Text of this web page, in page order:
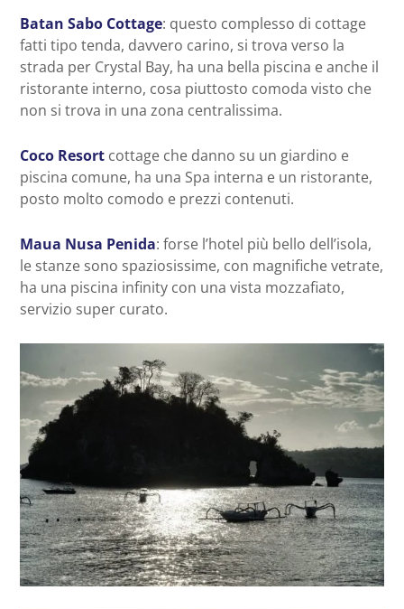
Batan Sabo Cottage: questo complesso di cottage
fatti tipo tenda, davvero carino, si trova verso la
strada per Crystal Bay, ha una bella piscina e anche il
ristorante interno, cosa piuttosto comoda visto che
non si trova in una zona centralissima.
Coco Resort cottage che danno su un giardino e
piscina comune, ha una Spa interna e un ristorante,
posto molto comodo e prezzi contenuti.
Maua Nusa Penida: forse l’hotel più bello dell’isola,
le stanze sono spaziosissime, con magnifiche vetrate,
ha una piscina infinity con una vista mozzafiato,
servizio super curato.